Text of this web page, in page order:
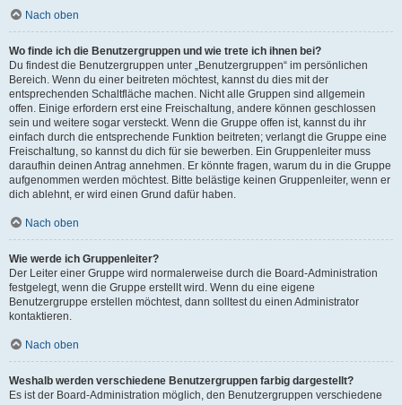
Nach oben
Wo finde ich die Benutzergruppen und wie trete ich ihnen bei?
Du findest die Benutzergruppen unter „Benutzergruppen“ im persönlichen
Bereich. Wenn du einer beitreten möchtest, kannst du dies mit der
entsprechenden Schaltfläche machen. Nicht alle Gruppen sind allgemein
offen. Einige erfordern erst eine Freischaltung, andere können geschlossen
sein und weitere sogar versteckt. Wenn die Gruppe offen ist, kannst du ihr
einfach durch die entsprechende Funktion beitreten; verlangt die Gruppe eine
Freischaltung, so kannst du dich für sie bewerben. Ein Gruppenleiter muss
daraufhin deinen Antrag annehmen. Er könnte fragen, warum du in die Gruppe
aufgenommen werden möchtest. Bitte belästige keinen Gruppenleiter, wenn er
dich ablehnt, er wird einen Grund dafür haben.
Nach oben
Wie werde ich Gruppenleiter?
Der Leiter einer Gruppe wird normalerweise durch die Board-Administration
festgelegt, wenn die Gruppe erstellt wird. Wenn du eine eigene
Benutzergruppe erstellen möchtest, dann solltest du einen Administrator
kontaktieren.
Nach oben
Weshalb werden verschiedene Benutzergruppen farbig dargestellt?
Es ist der Board-Administration möglich, den Benutzergruppen verschiedene